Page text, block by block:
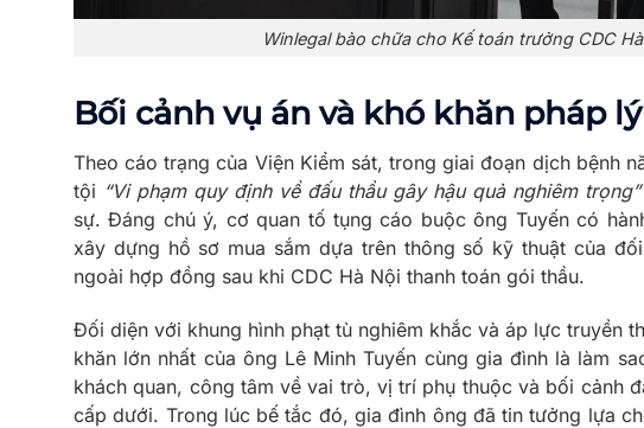
Winlegal bào chữa cho Kế toán trưởng CDC
Bối cảnh vụ án và khó khăn pháp
Theo cáo trạng của Viện Kiểm sát, trong giai đoạn dịch bệnh
tội “Vi phạm quy định về đấu thầu gây hậu quả nghiêm trọng”
sự. Đáng chú ý, cơ quan tố tụng cáo buộc ông Tuyến có
xây dựng hồ sơ mua sắm dựa trên thông số kỹ thuật của
ngoài hợp đồng sau khi CDC Hà Nội thanh toán gói thầu.
Đối diện với khung hình phạt tù nghiêm khắc và áp lực truyền
khăn lớn nhất của ông Lê Minh Tuyến cùng gia đình là làm
khách quan, công tâm về vai trò, vị trí phụ thuộc và bối cảnh
cấp dưới. Trong lúc bế tắc đó, gia đình ông đã tin tưởng lựa